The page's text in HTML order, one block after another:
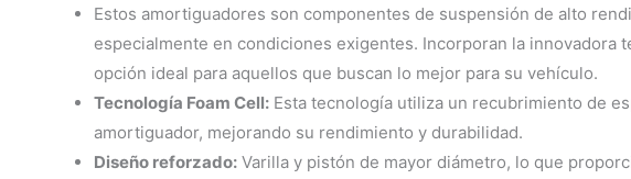
Estos amortiguadores son componentes de suspensión de alto
especialmente en condiciones exigentes. Incorporan la innovadora
opción ideal para aquellos que buscan lo mejor para su vehículo.
Tecnología Foam Cell: Esta tecnología utiliza un recubrimiento de
amortiguador, mejorando su rendimiento y durabilidad.
Diseño reforzado: Varilla y pistón de mayor diámetro, lo que